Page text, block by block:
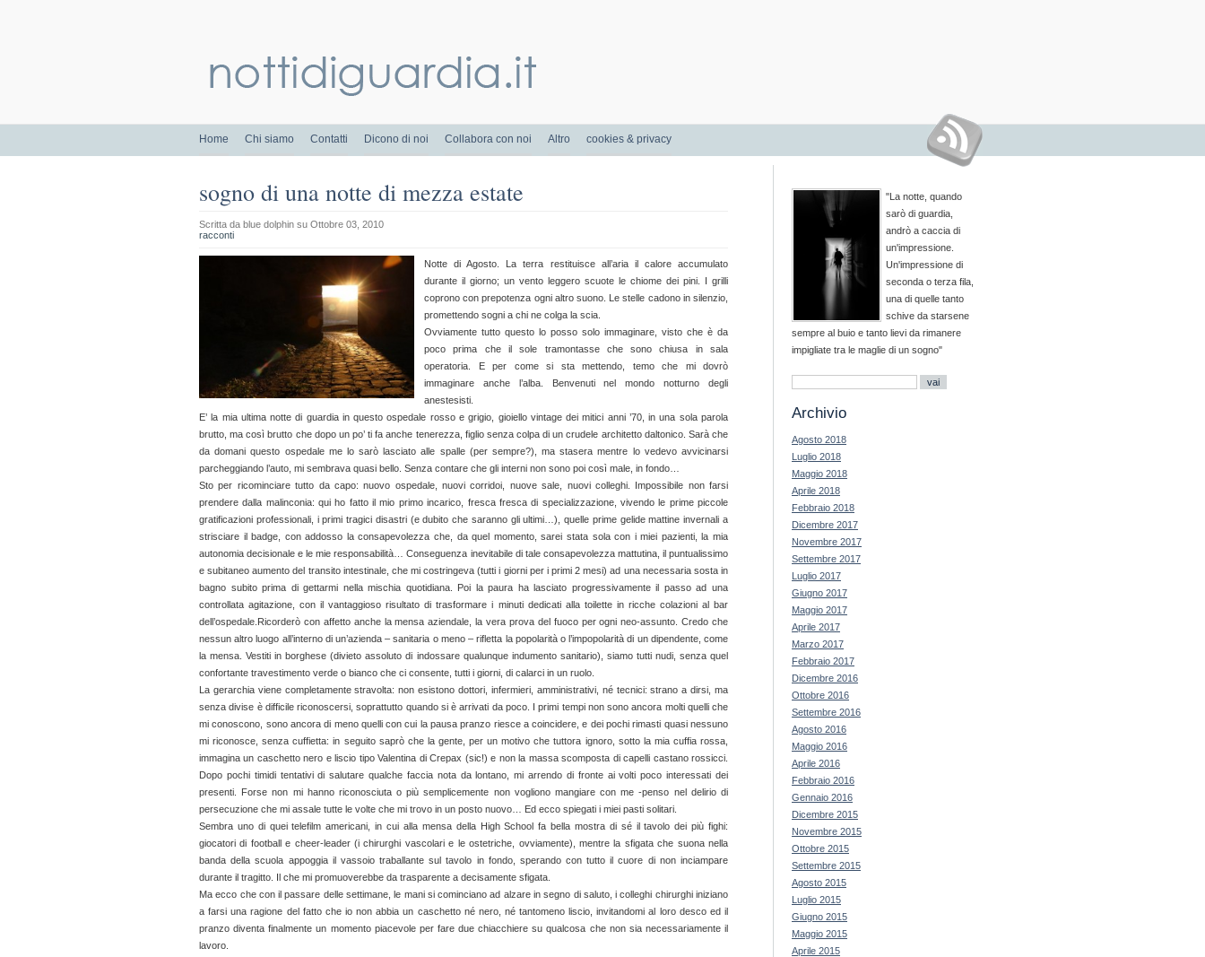
Home Chi siamo Contatti Dicono di noi Collabora con noi Altro cookies & privacy
sogno di una notte di mezza estate
Scritta da blue dolphin su Ottobre 03, 2010
racconti
Notte di Agosto. La terra restituisce all’aria il calore accumulato
durante il giorno; un vento leggero scuote le chiome dei pini. I grilli
coprono con prepotenza ogni altro suono. Le stelle cadono in silenzio,
promettendo sogni a chi ne colga la scia.
Ovviamente tutto questo lo posso solo immaginare, visto che è da
poco prima che il sole tramontasse che sono chiusa in sala
operatoria. E per come si sta mettendo, temo che mi dovrò
immaginare anche l’alba. Benvenuti nel mondo notturno degli
anestesisti.
E’ la mia ultima notte di guardia in questo ospedale rosso e grigio, gioiello vintage dei mitici anni ’70, in una sola parola
brutto, ma così brutto che dopo un po’ ti fa anche tenerezza, figlio senza colpa di un crudele architetto daltonico. Sarà che
da domani questo ospedale me lo sarò lasciato alle spalle (per sempre?), ma stasera mentre lo vedevo avvicinarsi
parcheggiando l’auto, mi sembrava quasi bello. Senza contare che gli interni non sono poi così male, in fondo…
Sto per ricominciare tutto da capo: nuovo ospedale, nuovi corridoi, nuove sale, nuovi colleghi. Impossibile non farsi
prendere dalla malinconia: qui ho fatto il mio primo incarico, fresca fresca di specializzazione, vivendo le prime piccole
gratificazioni professionali, i primi tragici disastri (e dubito che saranno gli ultimi…), quelle prime gelide mattine invernali a
strisciare il badge, con addosso la consapevolezza che, da quel momento, sarei stata sola con i miei pazienti, la mia
autonomia decisionale e le mie responsabilità… Conseguenza inevitabile di tale consapevolezza mattutina, il puntualissimo
e subitaneo aumento del transito intestinale, che mi costringeva (tutti i giorni per i primi 2 mesi) ad una necessaria sosta in
bagno subito prima di gettarmi nella mischia quotidiana. Poi la paura ha lasciato progressivamente il passo ad una
controllata agitazione, con il vantaggioso risultato di trasformare i minuti dedicati alla toilette in ricche colazioni al bar
dell’ospedale.Ricorderò con affetto anche la mensa aziendale, la vera prova del fuoco per ogni neo-assunto. Credo che
nessun altro luogo all’interno di un’azienda – sanitaria o meno – rifletta la popolarità o l’impopolarità di un dipendente, come
la mensa. Vestiti in borghese (divieto assoluto di indossare qualunque indumento sanitario), siamo tutti nudi, senza quel
confortante travestimento verde o bianco che ci consente, tutti i giorni, di calarci in un ruolo.
La gerarchia viene completamente stravolta: non esistono dottori, infermieri, amministrativi, né tecnici: strano a dirsi, ma
senza divise è difficile riconoscersi, soprattutto quando si è arrivati da poco. I primi tempi non sono ancora molti quelli che
mi conoscono, sono ancora di meno quelli con cui la pausa pranzo riesce a coincidere, e dei pochi rimasti quasi nessuno
mi riconosce, senza cuffietta: in seguito saprò che la gente, per un motivo che tuttora ignoro, sotto la mia cuffia rossa,
immagina un caschetto nero e liscio tipo Valentina di Crepax (sic!) e non la massa scomposta di capelli castano rossicci.
Dopo pochi timidi tentativi di salutare qualche faccia nota da lontano, mi arrendo di fronte ai volti poco interessati dei
presenti. Forse non mi hanno riconosciuta o più semplicemente non vogliono mangiare con me -penso nel delirio di
persecuzione che mi assale tutte le volte che mi trovo in un posto nuovo… Ed ecco spiegati i miei pasti solitari.
Sembra uno di quei telefilm americani, in cui alla mensa della High School fa bella mostra di sé il tavolo dei più fighi:
giocatori di football e cheer-leader (i chirurghi vascolari e le ostetriche, ovviamente), mentre la sfigata che suona nella
banda della scuola appoggia il vassoio traballante sul tavolo in fondo, sperando con tutto il cuore di non inciampare
durante il tragitto. Il che mi promuoverebbe da trasparente a decisamente sfigata.
Ma ecco che con il passare delle settimane, le mani si cominciano ad alzare in segno di saluto, i colleghi chirurghi iniziano
a farsi una ragione del fatto che io non abbia un caschetto né nero, né tantomeno liscio, invitandomi al loro desco ed il
pranzo diventa finalmente un momento piacevole per fare due chiacchiere su qualcosa che non sia necessariamente il
lavoro.
"La notte, quando
sarò di guardia,
andrò a caccia di
un'impressione.
Un'impressione di
seconda o terza fila,
una di quelle tanto
schive da starsene
sempre al buio e tanto lievi da rimanere
impigliate tra le maglie di un sogno"
Archivio
Agosto 2018
Luglio 2018
Maggio 2018
Aprile 2018
Febbraio 2018
Dicembre 2017
Novembre 2017
Settembre 2017
Luglio 2017
Giugno 2017
Maggio 2017
Aprile 2017
Marzo 2017
Febbraio 2017
Dicembre 2016
Ottobre 2016
Settembre 2016
Agosto 2016
Maggio 2016
Aprile 2016
Febbraio 2016
Gennaio 2016
Dicembre 2015
Novembre 2015
Ottobre 2015
Settembre 2015
Agosto 2015
Luglio 2015
Giugno 2015
Maggio 2015
Aprile 2015